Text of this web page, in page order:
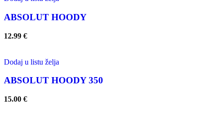
ABSOLUT HOODY
12.99 €
Dodaj u listu želja
ABSOLUT HOODY 350
15.00 €